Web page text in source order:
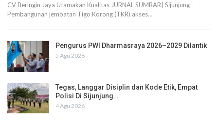
CV Beringin Jaya Utamakan Kualitas JURNAL SUMBAR| Sijunjung -
Pembangunan jembatan Tigo Korong (TKR) akses…
Pengurus PWI Dharmasraya 2026–2029 Dilantik
5 Agu 2026
Tegas, Langgar Disiplin dan Kode Etik, Empat
Polisi Di Sijunjung…
4 Agu 2026